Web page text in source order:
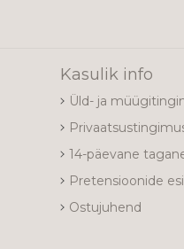
Kasulik info
Üld- ja
14-päevane
Pretensioonide
Ostujuhend